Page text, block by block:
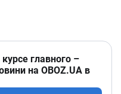
главного –
на OBOZ.UA в